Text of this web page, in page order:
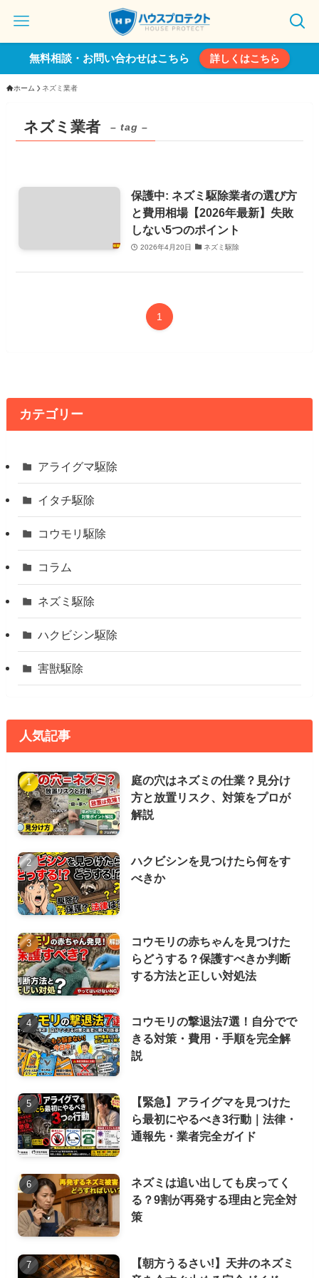
無料相談・お問い合わせはこちら 詳しくはこちら
ホーム ネズミ業者
ネズミ業者 – tag –
保護中: ネズミ駆除業者の選び方
と費用相場【2026年最新】失敗
しない5つのポイント
2026年4月20日 ネズミ駆除
1
カテゴリー
アライグマ駆除
イタチ駆除
コウモリ駆除
コラム
ネズミ駆除
ハクビシン駆除
害獣駆除
人気記事
庭の穴はネズミの仕業？見分け
方と放置リスク、対策をプロが
解説
ハクビシンを見つけたら何をす
べきか
コウモリの赤ちゃんを見つけた
らどうする？保護すべきか判断
する方法と正しい対処法
コウモリの撃退法7選！自分でで
きる対策・費用・手順を完全解
説
【緊急】アライグマを見つけた
ら最初にやるべき3行動｜法律・
通報先・業者完全ガイド
ネズミは追い出しても戻ってく
る？9割が再発する理由と完全対
策
【朝方うるさい!】天井のネズミ